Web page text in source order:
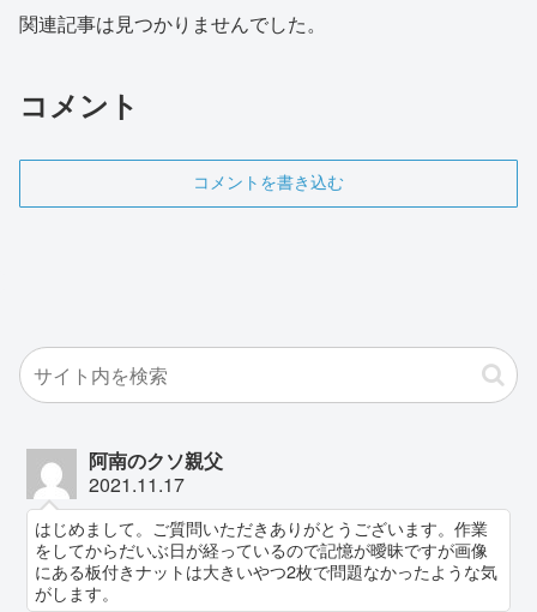
関連記事は見つかりませんでした。
コメント
コメントを書き込む
阿南のクソ親父
2021.11.17
はじめまして。ご質問いただきありがとうございます。作業
をしてからだいぶ日が経っているので記憶が曖昧ですが画像
にある板付きナットは大きいやつ2枚で問題なかったような気
がします。